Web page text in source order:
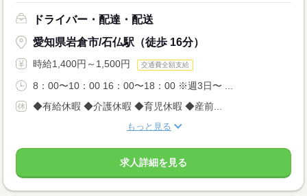
ドライバー・配達・配送
愛知県岩倉市/石仏駅（徒歩 16分）
時給1,400円～1,500円 交通費全額支給
8：00〜10：00 16：00〜18：00 ※週3日〜 ...
◆有給休暇 ◆介護休暇 ◆育児休暇 ◆産前...
もっと見る
求人詳細を見る